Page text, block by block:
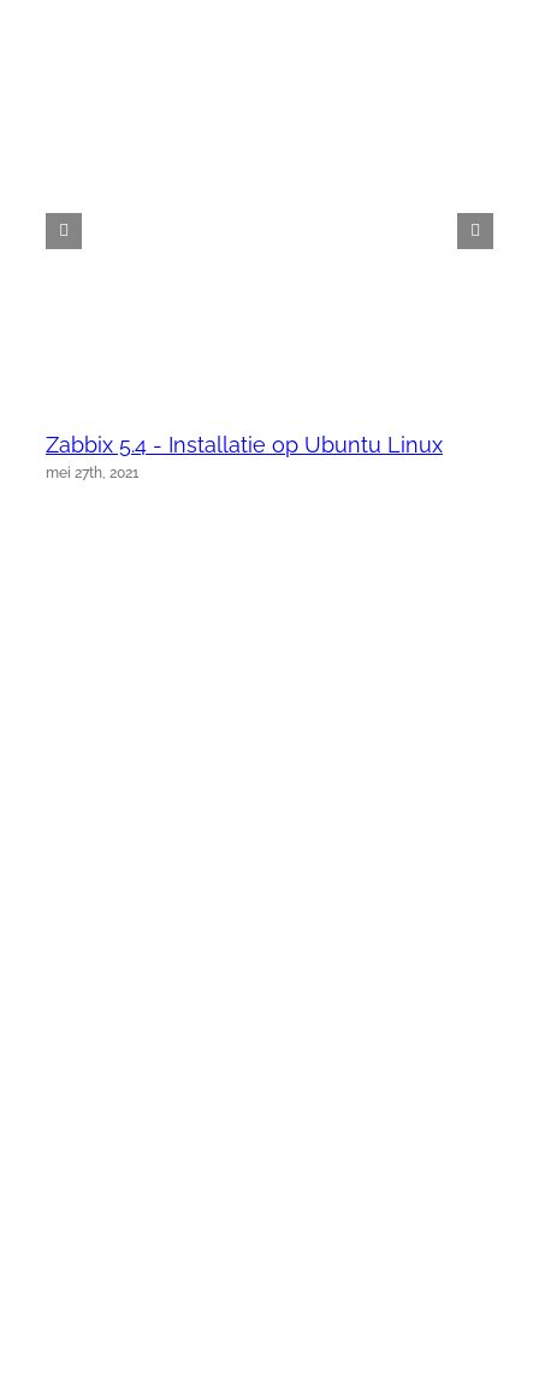
Zabbix 5.4 - Installatie op Ubuntu Linux
mei 27th, 2021